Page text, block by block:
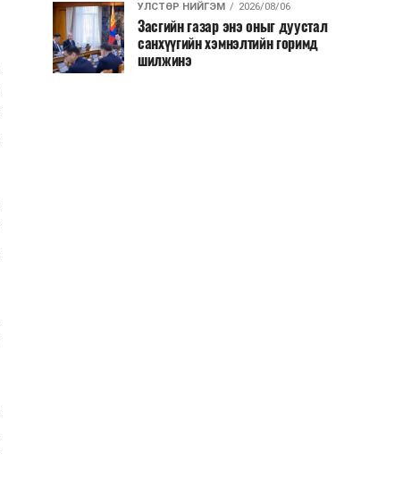
УЛСТӨР НИЙГЭМ 2026/08/06
Засгийн газар энэ оныг дуустал
санхүүгийн хэмнэлтийн горимд
шилжинэ